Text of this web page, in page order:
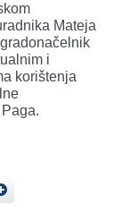
Mateja
i
korištenja